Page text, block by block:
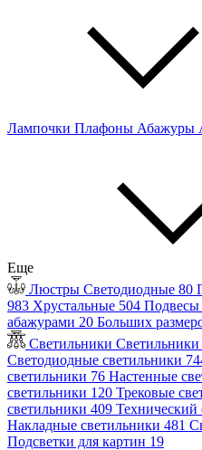
Лампочки Плафоны Абажуры
Еще
Люстры Светодиодные 80
983 Хрустальные 504 Подвесы
абажурами 20 Больших
Светильники Светильники
Светодиодные светильники
светильники 76 Настенные
светильники 120 Трековые
светильники 409 Технический
Накладные светильники 481
Подсветки для картин 19